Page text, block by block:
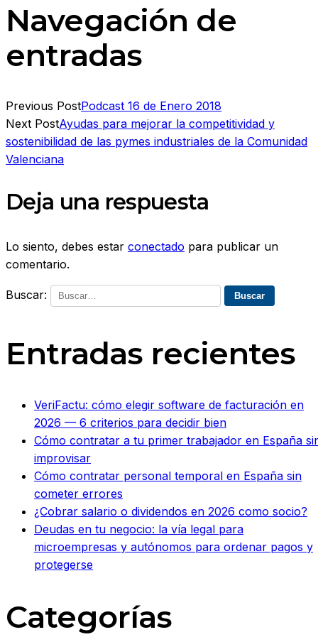
Navegación de
entradas
Previous PostPodcast 16 de Enero 2018
Next PostAyudas para mejorar la competitividad y
sostenibilidad de las pymes industriales de la Comunidad
Valenciana
Deja una respuesta
Lo siento, debes estar conectado para publicar un
comentario.
Buscar:
Entradas recientes
VeriFactu: cómo elegir software de facturación en
2026 — 6 criterios para decidir bien
Cómo contratar a tu primer trabajador en España
improvisar
Cómo contratar personal temporal en España sin
cometer errores
¿Cobrar salario o dividendos en 2026 como socio?
Deudas en tu negocio: la vía legal para
microempresas y autónomos para ordenar pagos y
protegerse
Categorías